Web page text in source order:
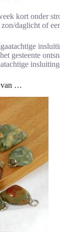
kort onder
daglicht of
gesteente
van …